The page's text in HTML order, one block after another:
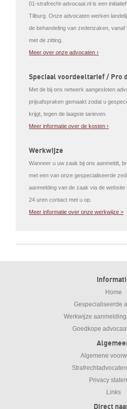
01-strafrecht-advocaat.nl is een
Tilburg. Onze advocaten werken
de behandeling van zedenzaken,
met de zitting.
Meer over onze advocaten ›
Speciaal voordeeltarief / Pro
Met de bij ons netwerk aangesloten
prijsafspraken gemaakt zodat u
krijgt, tegen de laagste tarieven.
Meer informatie over de kosten ›
Werkwijze
Wanneer u uw zaak bij ons aanmeldt,
met een van onze gespecialiseerde
aanmelding van de zaak via de
24 uren contact met u op.
Meer informatie over onze werkwijze >
Home
Gespecialiseerde
Werkwijze
Goedkope
Algemene
Privacy
Links
Direct